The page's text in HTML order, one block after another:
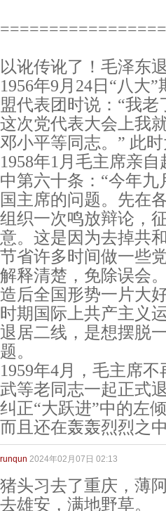
以讹传讹了！毛泽东
1956年9月24日“八大
盟代表团时说：“我
这次党代表大会上我
邓小平等同志。” 此
1958年1月毛主席亲
中第六十条：“今年
国主席的问题。先在
组织一次鸣放辩论，
意。这是因为去掉共
节省许多时间做一些
解释清楚，免除误会
造后全国形势一片大
时期国际上共产主义
退居二线，是想摆脱
题。
1959年4月，毛主席
武等老同志一起正式
纠正“大跃进”中的左
而且还在轰轰烈烈之中
runqun 2024年02月07日 02:13
猪头习去了重庆，薄
去雄安，满地野草。